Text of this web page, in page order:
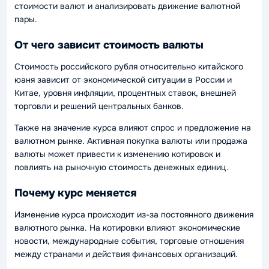
стоимости валют и анализировать движение валютной
пары.
От чего зависит стоимость валюты
Стоимость российского рубля относительно китайского
юаня зависит от экономической ситуации в России и
Китае, уровня инфляции, процентных ставок, внешней
торговли и решений центральных банков.
Также на значение курса влияют спрос и предложение на
валютном рынке. Активная покупка валюты или продажа
валюты может привести к изменению котировок и
повлиять на рыночную стоимость денежных единиц.
Почему курс меняется
Изменение курса происходит из-за постоянного движения
валютного рынка. На котировки влияют экономические
новости, международные события, торговые отношения
между странами и действия финансовых организаций.